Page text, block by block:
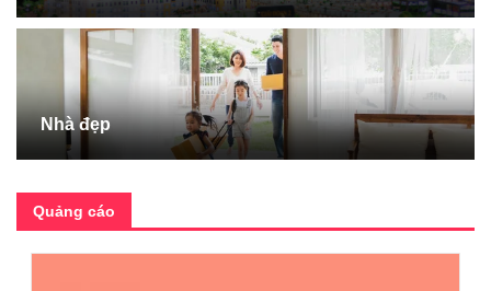
Nhà đẹp
Quảng cáo